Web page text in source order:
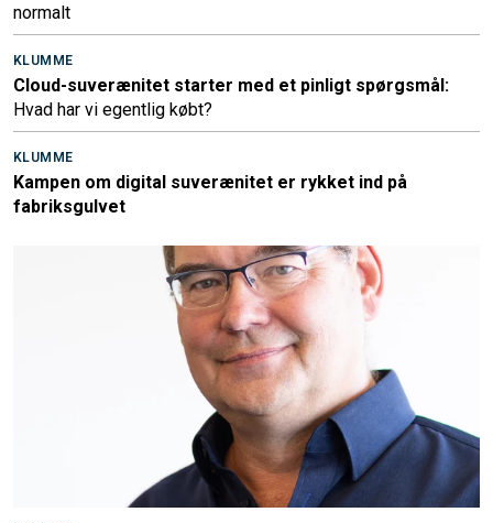
normalt
KLUMME
Cloud-suverænitet starter med et pinligt spørgsmål:
Hvad har vi egentlig købt?
KLUMME
Kampen om digital suverænitet er rykket ind på
fabriksgulvet